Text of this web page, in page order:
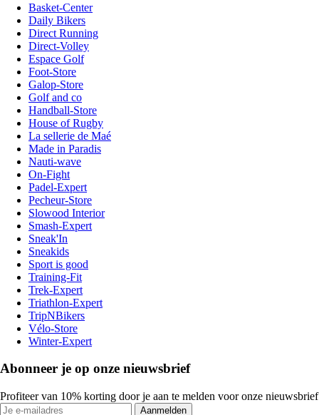
Basket-Center
Daily Bikers
Direct Running
Direct-Volley
Espace Golf
Foot-Store
Galop-Store
Golf and co
Handball-Store
House of Rugby
La sellerie de Maé
Made in Paradis
Nauti-wave
On-Fight
Padel-Expert
Pecheur-Store
Slowood Interior
Smash-Expert
Sneak'In
Sneakids
Sport is good
Training-Fit
Trek-Expert
Triathlon-Expert
TripNBikers
Vélo-Store
Winter-Expert
Abonneer je op onze nieuwsbrief
Profiteer van 10% korting door je aan te melden voor onze nieuwsbrief
Aanmelden